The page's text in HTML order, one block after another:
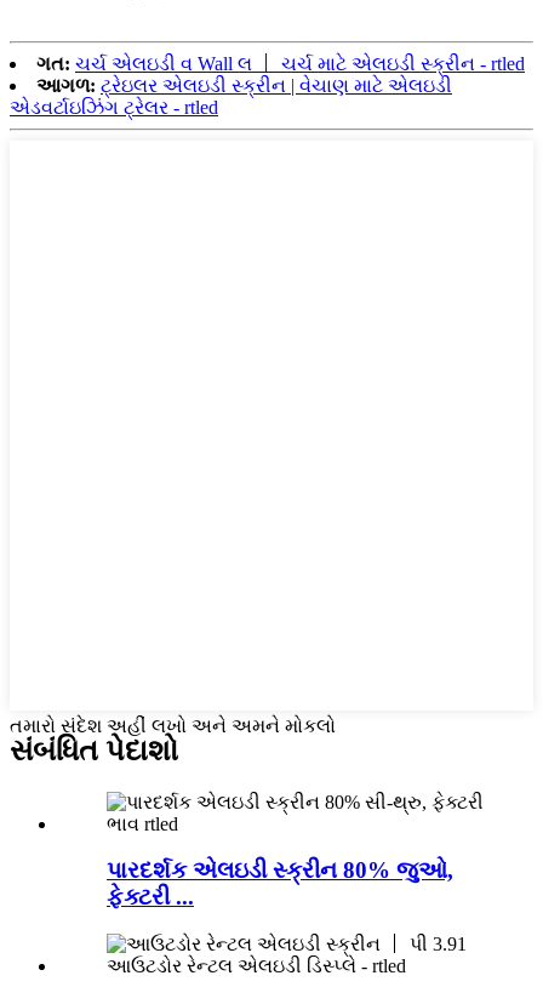
ગત: ચર્ચ એલઇડી વ Wall લ 丨 ચર્ચ માટે એલઇડી સ્ક્રીન - rtled
આગળ: ટ્રેઇલર એલઇડી સ્ક્રીન | વેચાણ માટે એલઇડી
એડવર્ટાઇઝિંગ ટ્રેલર - rtled
તમારો સંદેશ અહીં લખો અને અમને મોકલો
સંબંધિત પેદાશો
પારદર્શક એલઇડી સ્ક્રીન 80% જુઓ,
ફેક્ટરી ...